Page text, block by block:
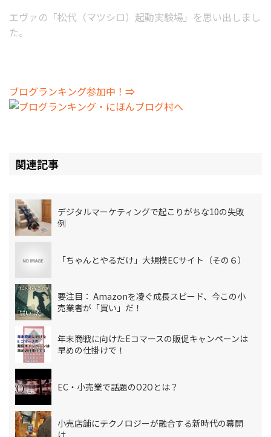
エヴァの「松代（マツシロ）起動実験場」を思い出しまし
た。
ブログランキング参加中！⇒
関連記事
デジタルマーケティングで起こりがちな10の失敗
例
「ちゃんとやるだけ」大規模ECサイト（その６）
要注目： Amazonを凌ぐ成長スピード、今この小
売業者が「買い」だ！
年末商戦に向けたEコマースの販促キャンペーンは
早めの仕掛けで！
EC・小売業で話題のO2Oとは？
小売店舗にテクノロジーが融合する新時代の幕開
け